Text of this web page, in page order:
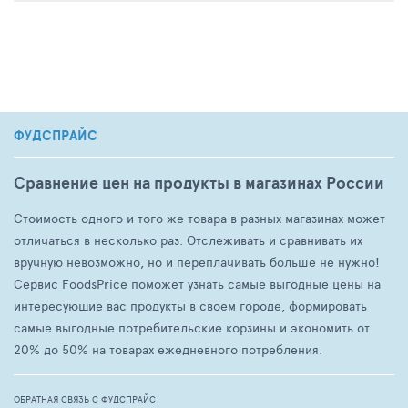
Нанесите на чистую кожу подмышек и стоп с
расстояния 10-15 сантиметров.
Сроки и условия хранения
Срок годности: 36 месяцев.
Противопоказания
Индивидуальная непереносимость компонентов.
ФУДСПРАЙС
Сравнение цен на продукты в магазинах России
Стоимость одного и того же товара в разных магазинах может
отличаться в несколько раз. Отслеживать и сравнивать их
вручную невозможно, но и переплачивать больше не нужно!
Сервис FoodsPrice поможет узнать самые выгодные цены на
интересующие вас продукты в своем городе, формировать
самые выгодные потребительские корзины и экономить от
20% до 50% на товарах ежедневного потребления.
ОБРАТНАЯ СВЯЗЬ С ФУДСПРАЙС